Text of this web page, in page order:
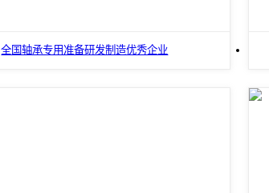
全国轴承专用准备研发制造优秀企业